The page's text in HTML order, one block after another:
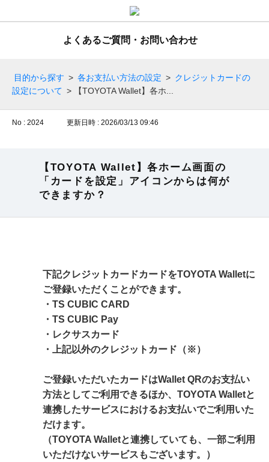
よくあるご質問・お問い合わせ
目的から探す > 各お支払い方法の設定 > クレジットカードの
設定について > 【TOYOTA Wallet】各ホ...
No : 2024 更新日時 : 2026/03/13 09:46
【TOYOTA Wallet】各ホーム画面の
「カードを設定」アイコンからは何が
できますか？
下記クレジットカードカードをTOYOTA Walletに
ご登録いただくことができます。
・TS CUBIC CARD
・TS CUBIC Pay
・レクサスカード
・上記以外のクレジットカード（※）
ご登録いただいたカードはWallet QRのお支払い
方法としてご利用できるほか、TOYOTA Walletと
連携したサービスにおけるお支払いでご利用いた
だけます。
（TOYOTA Walletと連携していても、一部ご利用
いただけないサービスもございます。）